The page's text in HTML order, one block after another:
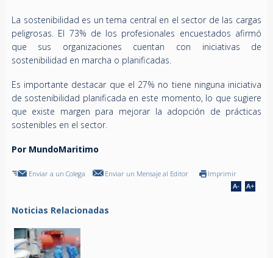
La sostenibilidad es un tema central en el sector de las cargas
peligrosas. El 73% de los profesionales encuestados afirmó
que sus organizaciones cuentan con iniciativas de
sostenibilidad en marcha o planificadas.
Es importante destacar que el 27% no tiene ninguna iniciativa
de sostenibilidad planificada en este momento, lo que sugiere
que existe margen para mejorar la adopción de prácticas
sostenibles en el sector.
Por MundoMaritimo
Enviar a un Colega Enviar un Mensaje al Editor Imprimir
Noticias Relacionadas